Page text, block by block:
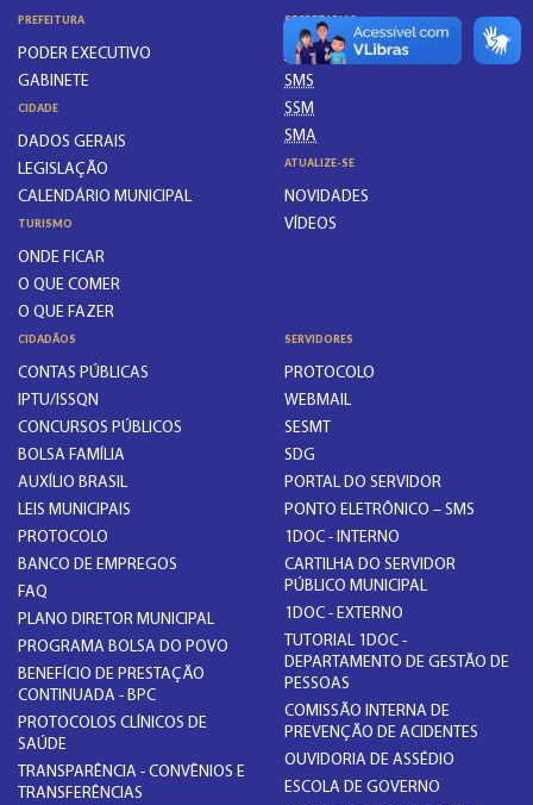
PREFEITURA
PODER EXECUTIVO
GABINETE
CIDADE
DADOS GERAIS
LEGISLAÇÃO
CALENDÁRIO MUNICIPAL
TURISMO
ONDE FICAR
O QUE COMER
O QUE FAZER
SECRETARIAS
SE
SMS
SSM
SMA
ATUALIZE-SE
NOVIDADES
VÍDEOS
CIDADÃOS
CONTAS PÚBLICAS
IPTU/ISSQN
CONCURSOS PÚBLICOS
BOLSA FAMÍLIA
AUXÍLIO BRASIL
LEIS MUNICIPAIS
PROTOCOLO
BANCO DE EMPREGOS
FAQ
PLANO DIRETOR MUNICIPAL
PROGRAMA BOLSA DO POVO
BENEFÍCIO DE PRESTAÇÃO
CONTINUADA - BPC
PROTOCOLOS CLÍNICOS DE
SAÚDE
TRANSPARÊNCIA - CONVÊNIOS E
TRANSFERÊNCIAS
SERVIDORES
PROTOCOLO
WEBMAIL
SESMT
SDG
PORTAL DO SERVIDOR
PONTO ELETRÔNICO – SMS
1DOC - INTERNO
CARTILHA DO SERVIDOR
PÚBLICO MUNICIPAL
1DOC - EXTERNO
TUTORIAL 1DOC -
DEPARTAMENTO DE GESTÃO DE
PESSOAS
COMISSÃO INTERNA DE
PREVENÇÃO DE ACIDENTES
OUVIDORIA DE ASSÉDIO
ESCOLA DE GOVERNO